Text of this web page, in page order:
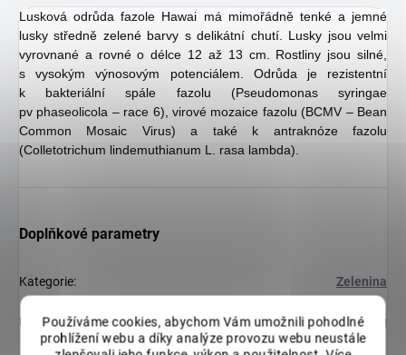
Používáme cookies, abychom Vám umožnili pohodlné
prohlížení webu a díky analýze provozu webu neustále
Lusková odrůda fazole Hawai má mimořádně tenké a jemné
lusky středně zelené barvy s delikátní chutí. Lusky jsou velmi
vyrovnané a rovné o délce 12 až 13 cm. Rostliny jsou silné,
s vysokým výnosovým potenciálem. Odrůda je rezistentní
k bakteriální spále fazolu (Pseudomonas syringae
pv phaseolicola – race 6), virové mozaice fazolu (BCMV – Bean
Common Mosaic Virus) a také k antraknóze fazolu
(Colletotrichum lindemuthianum L. rasa lambda).
Doplňkové parametry
Kategorie: Zelenina
Hmotnost: 0.025 kg